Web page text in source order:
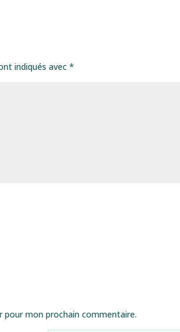
indiqués avec*
mon prochain commentaire.